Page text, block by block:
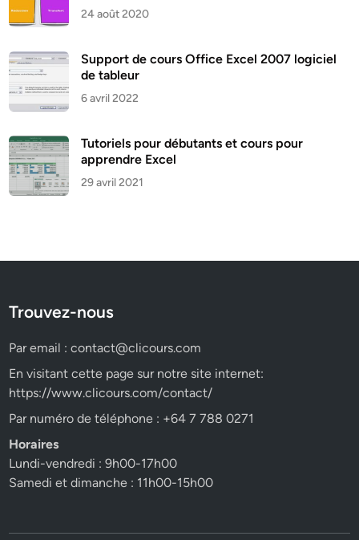
24 août 2020
Support de cours Office Excel 2007 logiciel
de tableur
6 avril 2022
Tutoriels pour débutants et cours pour
apprendre Excel
29 avril 2021
Trouvez-nous
Par email :contact@clicours.com
En visitant cette page sur notre site internet:
https://www.clicours.com/contact/
Par numéro de téléphone : +64 7 788 0271
Horaires
Lundi-vendredi : 9h00-17h00
Samedi et dimanche : 11h00-15h00